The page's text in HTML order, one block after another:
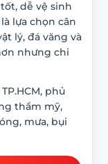
dễ vệ sinh
là lựa chọn cân
lý, đá văng và
nhưng chi
phủ
thẩm mỹ,
mưa, bụi